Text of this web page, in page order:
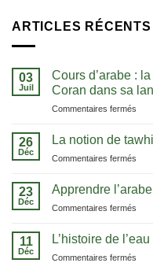
ARTICLES RÉCENTS
03
Juil
Cours d’arabe :
Coran dans sa
Commentaires fermés
pour
26
Déc
La notion de
Commentaires fermés
notion
23
Déc
Apprendre
Commentaires fermés
11
Déc
L’histoire de
Commentaires fermés